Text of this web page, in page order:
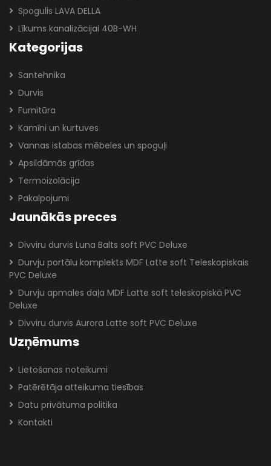
Spogulis LAVA DELLA
Līkums kanalizācijai 40B-WH
Kategorijas
Santehnika
Durvis
Furnitūra
Kamīni un kurtuves
Vannas istabas mēbeles un spoguļi
Apsildāmās grīdas
Termoizolācija
Pakalpojumi
Jaunākās preces
Divviru durvis Luna Balts soft PVC Deluxe
Durvju portālu komplekts MDF Latte soft Teleskopiskais
PVC Deluxe
Durvju apmales daļa MDF Latte soft teleskopiskā PVC
Deluxe
Divviru durvis Aurora Latte soft PVC Deluxe
Uzņēmums
Lietošanas noteikumi
Patērētāja atteikuma tiesības
Datu privātuma politika
Kontakti